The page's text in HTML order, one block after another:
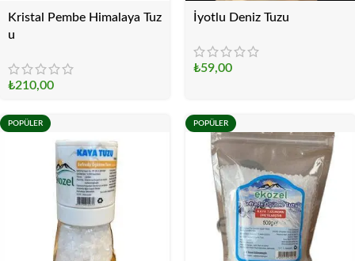
Kristal Pembe Himalaya Tuz
u
₺210,00
İyotlu Deniz Tuzu
₺59,00
POPÜLER POPÜLER